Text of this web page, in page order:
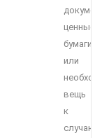
ценные
бумаги
или
вещь
к
случаю.